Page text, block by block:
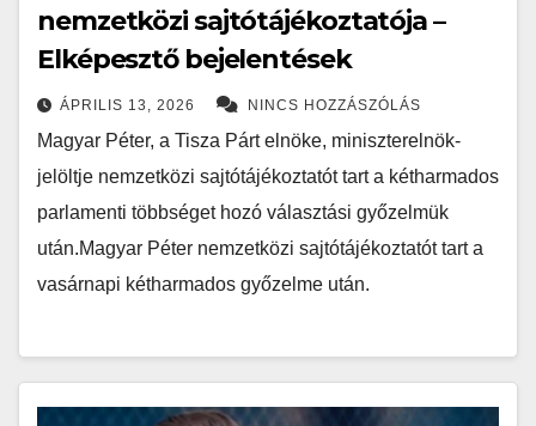
nemzetközi sajtótájékoztatója –
Elképesztő bejelentések
ÁPRILIS 13, 2026 NINCS HOZZÁSZÓLÁS
Magyar Péter, a Tisza Párt elnöke, miniszterelnök-
jelöltje nemzetközi sajtótájékoztatót tart a kétharmados
parlamenti többséget hozó választási győzelmük
után.Magyar Péter nemzetközi sajtótájékoztatót tart a
vasárnapi kétharmados győzelme után.